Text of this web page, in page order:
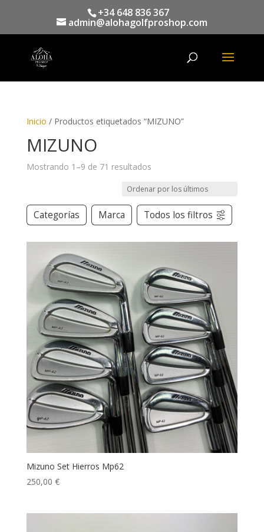
+34 648 836 367
admin@alohagolfproshop.com
productos
Inicio / Productos etiquetados “MIZUNO”
MIZUNO
Mostrando 1–9 de 71 resultados
Categorías Marca Todos los filtros
Mizuno Set Hierros Mp62
250,00 €